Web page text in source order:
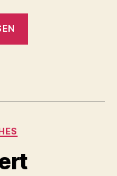
Neuengamme